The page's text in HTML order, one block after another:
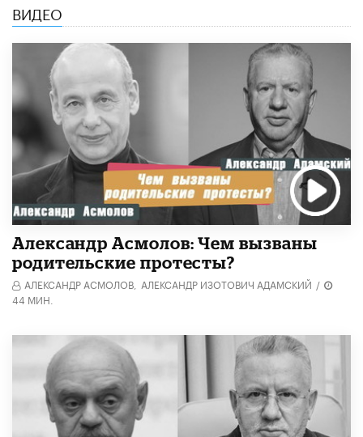
ВИДЕО
Александр Асмолов: Чем вызваны
родительские протесты?
АЛЕКСАНДР АСМОЛОВ, АЛЕКСАНДР ИЗОТОВИЧ АДАМСКИЙ /
44 МИН.